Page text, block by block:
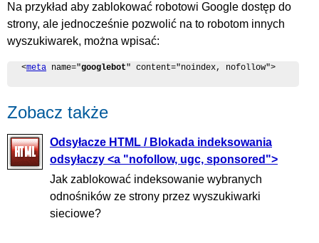
Na przykład aby zablokować robotowi Google dostęp do
strony, ale jednocześnie pozwolić na to robotom innych
wyszukiwarek, można wpisać:
<meta name="googlebot" content="noindex, nofollow">
Zobacz także
Odsyłacze HTML / Blokada indeksowania
odsyłaczy <a "nofollow, ugc, sponsored">
Jak zablokować indeksowanie wybranych
odnośników ze strony przez wyszukiwarki
sieciowe?